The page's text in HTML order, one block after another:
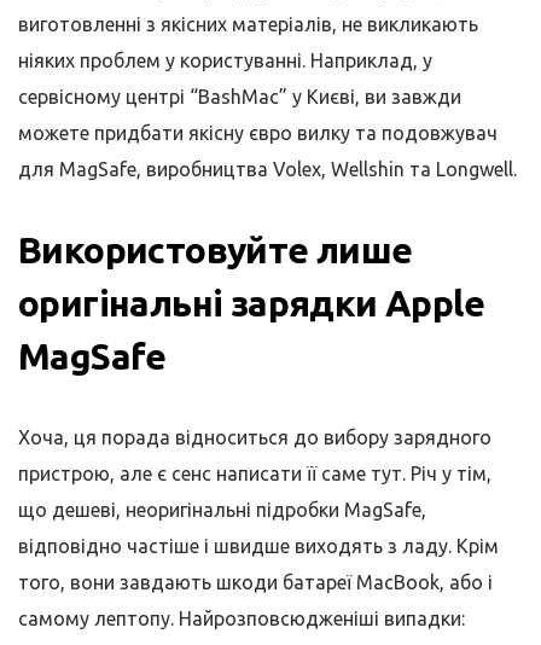
виготовленні з якісних матеріалів, не викликають
ніяких проблем у користуванні. Наприклад, у
сервісному центрі “BashMac” у Києві, ви завжди
можете придбати якісну євро вилку та подовжувач
для MagSafe, виробництва Volex, Wellshin та Longwell.
Використовуйте лише
оригінальні зарядки Apple
MagSafe
Хоча, ця порада відноситься до вибору зарядного
пристрою, але є сенс написати її саме тут. Річ у тім,
що дешеві, неоригінальні підробки MagSafe,
відповідно частіше і швидше виходять з ладу. Крім
того, вони завдають шкоди батареї MacBook, або і
самому лептопу. Найрозповсюдженіші випадки: